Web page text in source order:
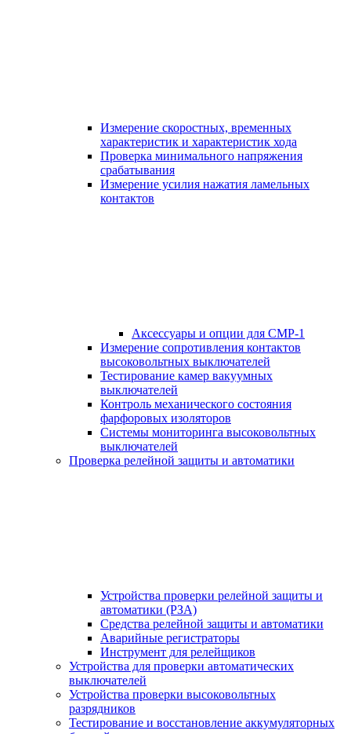
Измерение скоростных, временных
характеристик и характеристик хода
Проверка минимального напряжения
срабатывания
Измерение усилия нажатия ламельных
контактов
Аксессуары и опции для СМР-1
Измерение сопротивления контактов
высоковольтных выключателей
Тестирование камер вакуумных
выключателей
Контроль механического состояния
фарфоровых изоляторов
Системы мониторинга высоковольтных
выключателей
Проверка релейной защиты и автоматики
Устройства проверки релейной защиты и
автоматики (РЗА)
Средства релейной защиты и автоматики
Аварийные регистраторы
Инструмент для релейщиков
Устройства для проверки автоматических
выключателей
Устройства проверки высоковольтных
разрядников
Тестирование и восстановление аккумуляторных